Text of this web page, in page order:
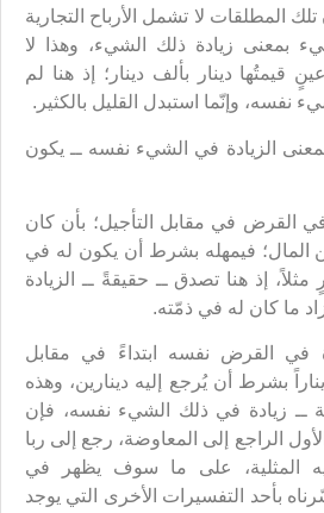
المطلقات لا تشمل الأرباح التجارية
بمعنى زيادة ذلك الشيء، وهذا لا
قيمتُها دينار بألف دينار؛ إذ هنا لم
نفسه، وإنّما استبدل القليل بالكثير.
الزيادة في الشيء نفسه ــ يكون
في القرض في مقابل التأجيل؛ بأن كان
المال؛ فيمهله بشرط أن يكون له في
مثلاً، إذ هنا تصدق ــ حقيقةً ــ الزيادة
ما كان له في ذمّته.
في القرض نفسه ابتداءً في مقابل
بشرط أن يُرجع إليه دينارين، وهذه
ــ زيادة في ذلك الشيء نفسه، فإن
الراجع إلى المعاوضة، رجع إلى ربا
المثلية، على ما سوف يظهر في
بأحد التفسيرات الأخرى التي يوجد